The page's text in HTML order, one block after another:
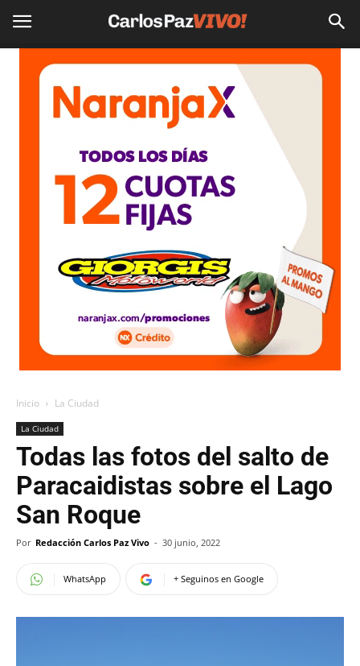
Inicio La Ciudad
La Ciudad
Todas las fotos del salto de
Paracaidistas sobre el Lago
San Roque
Por Redacción Carlos Paz Vivo - 30 junio, 2022
WhatsApp + Seguinos en Google